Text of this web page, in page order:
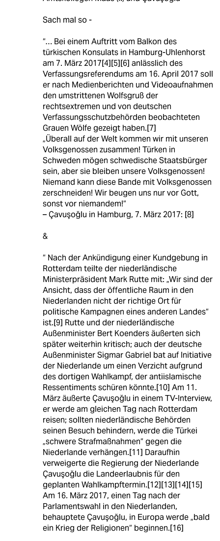
Sach mal so -
“… Bei einem Auftritt vom Balkon des
türkischen Konsulats in Hamburg-Uhlenhorst
am 7. März 2017[4][5][6] anlässlich des
Verfassungsreferendums am 16. April 2017 soll
er nach Medienberichten und Videoaufnahmen
den umstrittenen Wolfsgruß der
rechtsextremen und von deutschen
Verfassungsschutzbehörden beobachteten
Grauen Wölfe gezeigt haben.[7]
„Überall auf der Welt kommen wir mit unseren
Volksgenossen zusammen! Türken in
Schweden mögen schwedische Staatsbürger
sein, aber sie bleiben unsere Volksgenossen!
Niemand kann diese Bande mit Volksgenossen
zerschneiden! Wir beugen uns nur vor Gott,
sonst vor niemandem!“
– Çavuşoğlu in Hamburg, 7. März 2017: [8]
&
“ Nach der Ankündigung einer Kundgebung in
Rotterdam teilte der niederländische
Ministerpräsident Mark Rutte mit: „Wir sind der
Ansicht, dass der öffentliche Raum in den
Niederlanden nicht der richtige Ort für
politische Kampagnen eines anderen Landes“
ist.[9] Rutte und der niederländische
Außenminister Bert Koenders äußerten sich
später weiterhin kritisch; auch der deutsche
Außenminister Sigmar Gabriel bat auf Initiative
der Niederlande um einen Verzicht aufgrund
des dortigen Wahlkampf, der antiislamische
Ressentiments schüren könnte.[10] Am 11.
März äußerte Çavuşoğlu in einem TV-Interview,
er werde am gleichen Tag nach Rotterdam
reisen; sollten niederländische Behörden
seinen Besuch behindern, werde die Türkei
„schwere Strafmaßnahmen“ gegen die
Niederlande verhängen.[11] Daraufhin
verweigerte die Regierung der Niederlande
Çavuşoğlu die Landeerlaubnis für den
geplanten Wahlkampftermin.[12][13][14][15]
Am 16. März 2017, einen Tag nach der
Parlamentswahl in den Niederlanden,
behauptete Çavuşoğlu, in Europa werde „bald
ein Krieg der Religionen“ beginnen.[16]